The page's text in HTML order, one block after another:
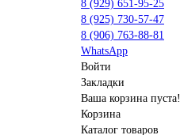
8 (929) 651-95-25
8 (925) 730-57-47
8 (906) 763-88-81
WhatsApp
Войти
Закладки
Ваша корзина пуста!
Корзина
Каталог товаров